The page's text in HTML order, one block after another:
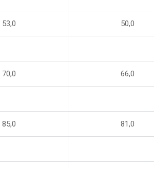
53,0 50,0
70,0 66,0
85,0 81,0